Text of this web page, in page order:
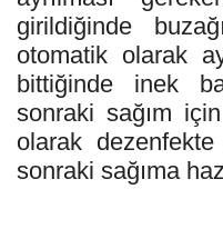
girildiğinde
otomatik olarak
bittiğinde inek
sonraki sağım
olarak
sonraki sağıma